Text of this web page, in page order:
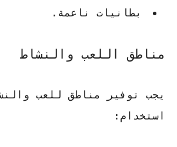
بطانيات ناعمة .
مناطق اللعب والنشاط
يجب توفير مناطق للعب
استخدام: